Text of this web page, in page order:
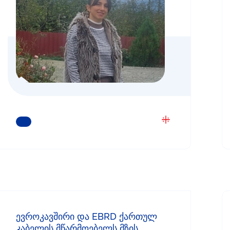
ᲒᲐᲘᲒᲔᲗ ᲛᲔᲢᲘ
ევროკავშირი და EBRD ქართულ